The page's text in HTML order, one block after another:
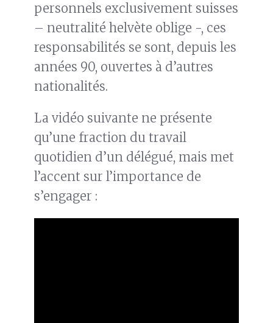
personnels exclusivement suisses
– neutralité helvète oblige -, ces
responsabilités se sont, depuis les
années 90, ouvertes à d’autres
nationalités.
La vidéo suivante ne présente
qu’une fraction du travail
quotidien d’un délégué, mais met
l’accent sur l’importance de
s’engager :